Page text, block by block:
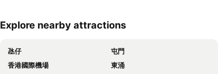
展開地圖
Explore nearby attractions
氹仔
屯門
香港國際機場
東涌